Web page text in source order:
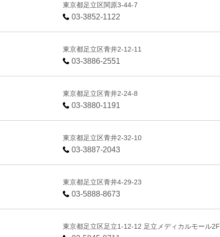
東京都足立区関原3-44-7
03-3852-1122
東京都足立区青井2-12-11
03-3886-2551
東京都足立区青井2-24-8
03-3880-1191
東京都足立区青井2-32-10
03-3887-2043
東京都足立区青井4-29-23
03-5888-8673
東京都足立区足立1-12-12 足立メディカルモール2F